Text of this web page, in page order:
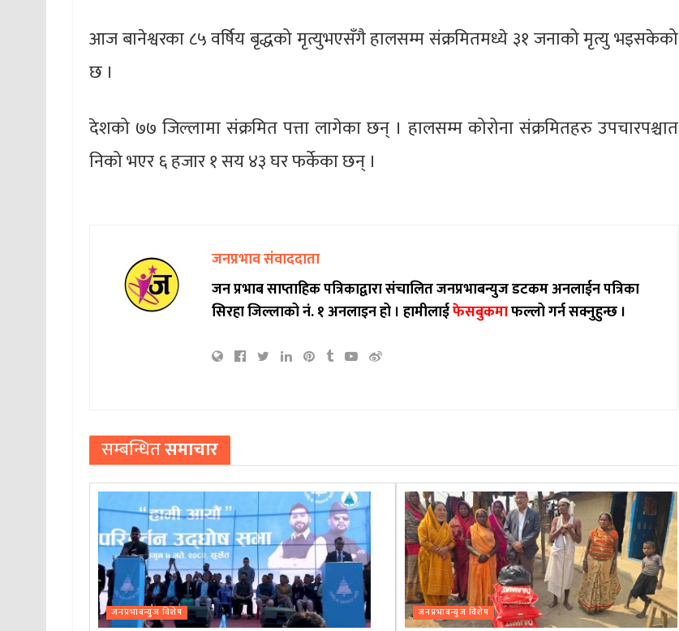
आज बानेश्वरका ८५ वर्षिय बृद्धको मृत्युभएसँगै हालसम्म संक्रमितमध्ये ३१ जनाको मृत्यु भइसकेको
छ ।
देशको ७७ जिल्लामा संक्रमित पत्ता लागेका छन् । हालसम्म कोरोना संक्रमितहरु उपचारपश्चात
निको भएर ६ हजार १ सय ४३ घर फर्केका छन् ।
जनप्रभाव संवाददाता
जन प्रभाब साप्ताहिक पत्रिकाद्वारा संचालित जनप्रभाबन्युज डटकम अनलाईन पत्रिका
सिरहा जिल्लाको नं. १ अनलाइन हो ।हामीलाईफेसबुकमाफल्लो गर्न सक्नुहुन्छ ।
सम्बन्धितसमाचार
जनप्रभाबन्युज विशेष जनप्रभाबन्युज विशेष